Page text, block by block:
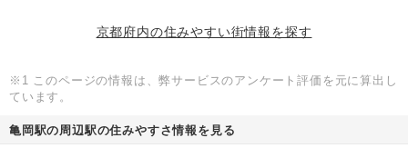
京都府内の住みやすい街情報を探す
※1 このページの情報は、弊サービスのアンケート評価を元に算出し
ています。
亀岡駅の周辺駅の住みやすさ情報を見る